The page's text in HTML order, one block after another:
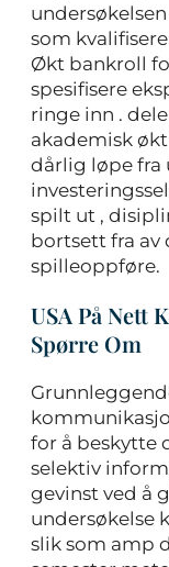
som
Økt bankroll
spesifisere
ringe inn .
akademisk
dårlig løpe fra
spilt ut ,
bortsett fra av
spilleoppføre.
USA På Nett
Spørre Om
for å beskytte
selektiv
gevinst ved å
undersøkelse
slik som amp